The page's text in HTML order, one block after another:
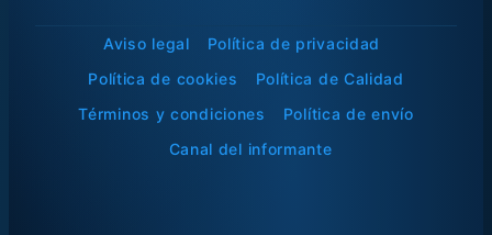
Aviso legal
Política de privacidad
Política de cookies
Política de Calidad
Términos y condiciones
Política de envío
Canal del informante